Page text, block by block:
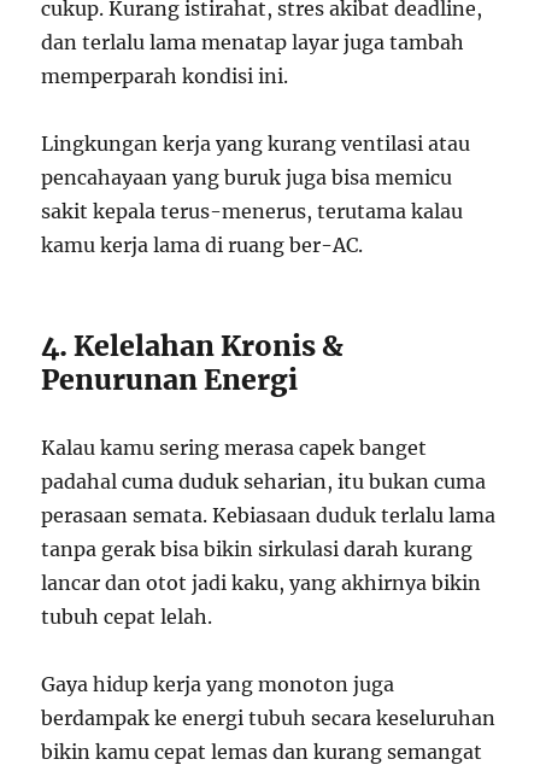
cukup. Kurang istirahat, stres akibat deadline,
dan terlalu lama menatap layar juga tambah
memperparah kondisi ini.
Lingkungan kerja yang kurang ventilasi atau
pencahayaan yang buruk juga bisa memicu
sakit kepala terus-menerus, terutama kalau
kamu kerja lama di ruang ber-AC.
4. Kelelahan Kronis &
Penurunan Energi
Kalau kamu sering merasa capek banget
padahal cuma duduk seharian, itu bukan cuma
perasaan semata. Kebiasaan duduk terlalu lama
tanpa gerak bisa bikin sirkulasi darah kurang
lancar dan otot jadi kaku, yang akhirnya bikin
tubuh cepat lelah.
Gaya hidup kerja yang monoton juga
berdampak ke energi tubuh secara keseluruhan
bikin kamu cepat lemas dan kurang semangat